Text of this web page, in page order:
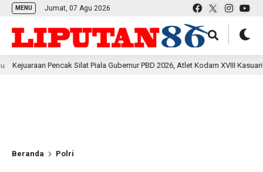
MENU Jumat, 07 Agu 2026
Silat Piala Gubernur PBD 2026, Atlet Kodam XVIII Kasuari Torehkan
Beranda Polri